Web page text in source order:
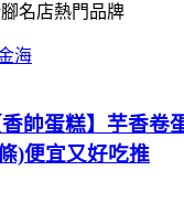
名店熱門品牌
海
帥蛋糕】芋香卷
)便宜又好吃推